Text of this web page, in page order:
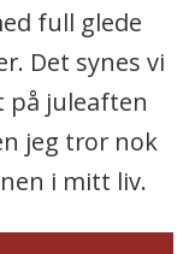
full glede
Det synes vi
på juleaften
jeg tror nok
i mitt liv.